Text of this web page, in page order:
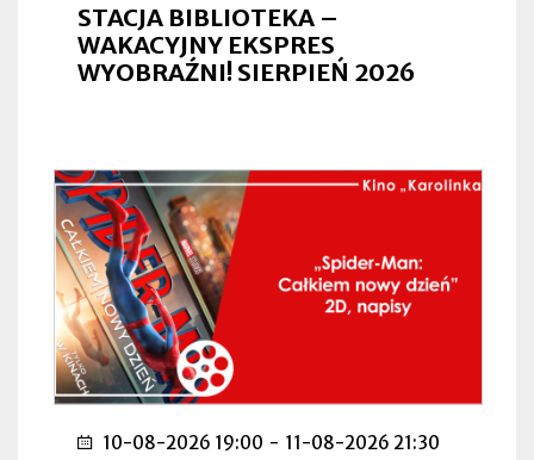
STACJA BIBLIOTEKA –
WAKACYJNY EKSPRES
WYOBRAŹNI! SIERPIEŃ 2026
10-08-2026 19:00 - 11-08-2026 21:30